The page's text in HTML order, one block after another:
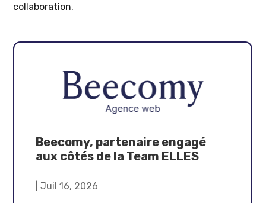
collaboration.
Beecomy, partenaire engagé
aux côtés de la Team ELLES
Juil 16, 2026